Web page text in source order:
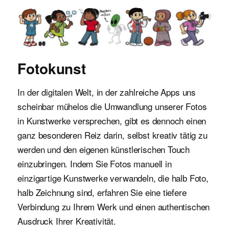
Malvorlagen für Kinder
Fotokunst
In der digitalen Welt, in der zahlreiche Apps uns
scheinbar mühelos die Umwandlung unserer Fotos
in Kunstwerke versprechen, gibt es dennoch einen
ganz besonderen Reiz darin, selbst kreativ tätig zu
werden und den eigenen künstlerischen Touch
einzubringen. Indem Sie Fotos manuell in
einzigartige Kunstwerke verwandeln, die halb Foto,
halb Zeichnung sind, erfahren Sie eine tiefere
Verbindung zu Ihrem Werk und einen authentischen
Ausdruck Ihrer Kreativität.